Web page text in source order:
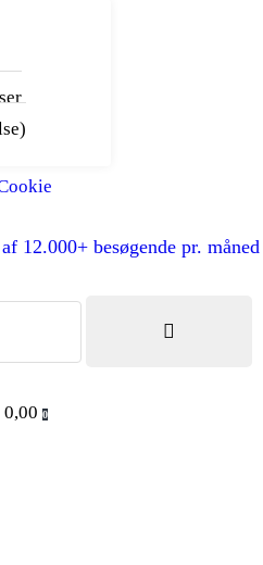
12.000+ besøgende pr. måned
0,00 0